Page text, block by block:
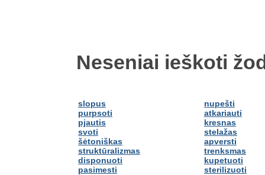
Neseniai ieškoti
slopus
purpsoti
pjautis
svoti
šėtoniškas
struktūralizmas
disponuoti
pasimesti
nupešti
atkariauti
kresnas
stelažas
apversti
trenksmas
kupetuoti
sterilizuoti